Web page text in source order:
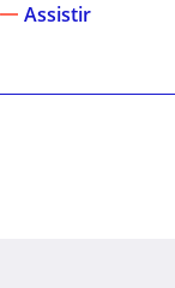
Assistir